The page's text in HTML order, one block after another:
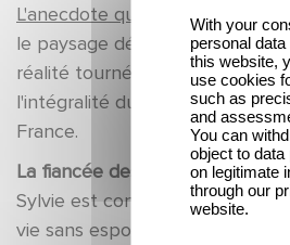
L'anecdote qui va vous faire
le paysage désertique qui
réalité tourné... à la dune du
l'intégralité du tournage de
France.
La fiancée des ténèbres :
Sylvie est convaincue de sa
vie sans espoir dans la sombre
With your
personal
this website,
use cookies
such as
and
You can
object to
on legitimate
through our
website.